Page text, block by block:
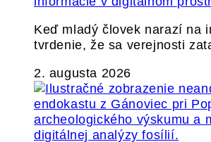
Keď mladý človek narazí na
tvrdenie, že sa verejnosti
2. augusta 2026